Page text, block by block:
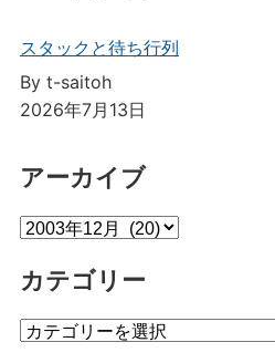
スタックと待ち行列
By t-saitoh
2026年7月13日
アーカイブ
ア
カ
ブ
カテゴリー
カ